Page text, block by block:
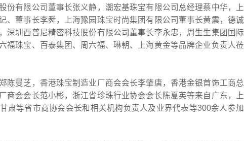
份有限公司董事长张义静，潮宏基珠宝有限公司总经理蔡中华，上
、董事长李舜，上海豫园珠宝时尚集团有限公司董事长黄震，德诚
深圳西普尼精密科技股份有限公司董事长李永忠，周生生集团国际
福珠宝、百泰集团、周六福、琳朝、上海黄金等品牌企业负责人莅
陈曼芝，香港珠宝制造业厂商会会长李肇唐，香港金银首饰工商总
商会会长范小彬，浙江省珍珠行业协会会长陈夏英等来自广东，上
肃等省市商协会会长和相关机构负责人及业界代表等300余人参加